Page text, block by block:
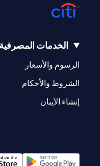
الخدمات المصرفية
الرسوم والأسعار
الشروط والأحكام
إنشاء الآيبان